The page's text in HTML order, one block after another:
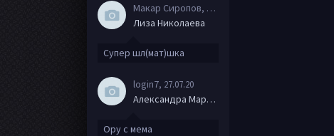
Макар Сиропов, 08.08.20
Лиза Николаева
Супер шл(мат)шка
login7, 27.07.20
Александра Маркова
Ору с мема